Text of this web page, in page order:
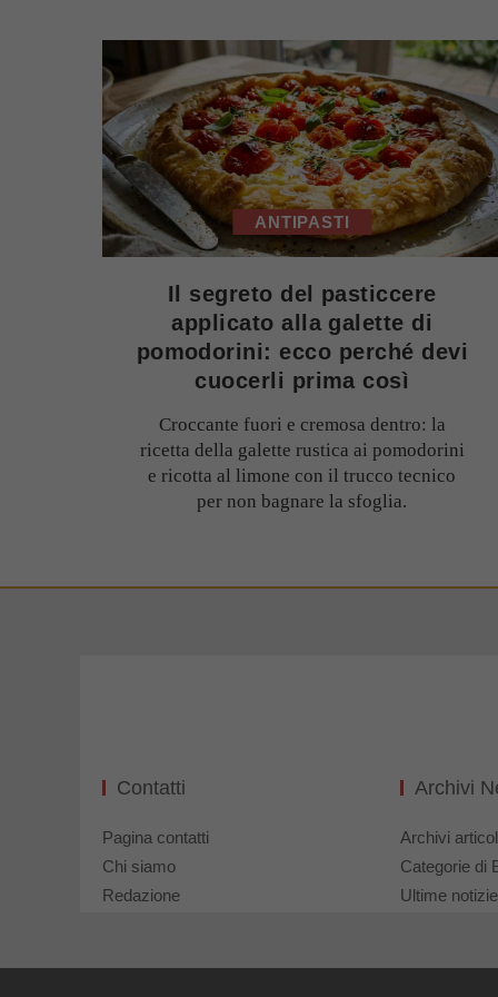
ANTIPASTI
Il segreto del pasticcere
applicato alla galette di
pomodorini: ecco perché devi
cuocerli prima così
Croccante fuori e cremosa dentro: la
ricetta della galette rustica ai pomodorini
e ricotta al limone con il trucco tecnico
per non bagnare la sfoglia.
Contatti
Pagina contatti
Chi siamo
Redazione
Archivi
Archivi
Categorie di
Ultime notizie